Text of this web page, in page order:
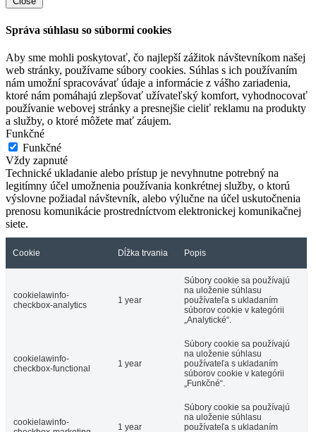
Správa súhlasu so súbormi cookies
Aby sme mohli poskytovať, čo najlepší zážitok návštevníkom našej
web stránky, používame súbory cookies. Súhlas s ich používaním
nám umožní spracovávať údaje a informácie z vášho zariadenia,
ktoré nám pomáhajú zlepšovať užívateľský komfort, vyhodnocovať
používanie webovej stránky a presnejšie cieliť reklamu na produkty
a služby, o ktoré môžete mať záujem.
Funkčné
Funkčné
Vždy zapnuté
Technické ukladanie alebo prístup je nevyhnutne potrebný na
legitímny účel umožnenia používania konkrétnej služby, o ktorú
výslovne požiadal návštevník, alebo výlučne na účel uskutočnenia
prenosu komunikácie prostredníctvom elektronickej komunikačnej
siete.
Cookie Dĺžka trvania Popis
cookielawinfo-
checkbox-analytics
1 year
Súbory cookie sa používajú
na uloženie súhlasu
používateľa s ukladaním
súborov cookie v kategórii
„Analytické“.
cookielawinfo-
checkbox-functional
1 year
Súbory cookie sa používajú
na uloženie súhlasu
používateľa s ukladaním
súborov cookie v kategórii
„Funkčné“.
cookielawinfo-
1 year
Súbory cookie sa používajú
na uloženie súhlasu
používateľa s ukladaním